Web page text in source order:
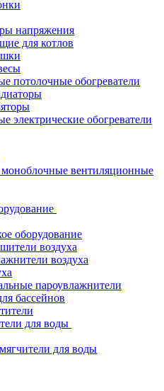
напряжения
для котлов
потолочные обогреватели
электрические обогреватели
вентиляционные
оборудование
воздуха
воздуха
пароувлажнители
бассейнов
для воды
для воды